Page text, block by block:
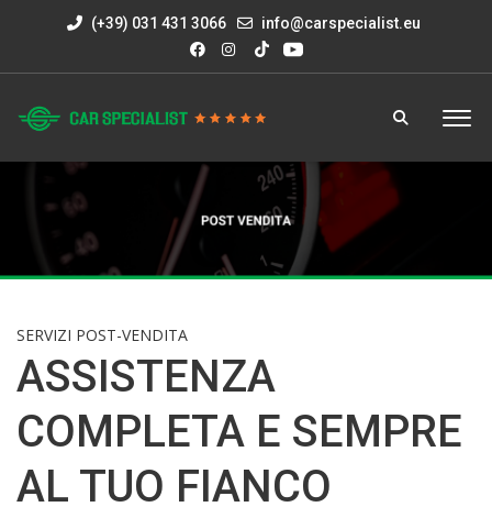
(+39) 031 431 3066 info@carspecialist.eu
SERVIZI POST-VENDITA
ASSISTENZA
COMPLETA E SEMPRE
AL TUO FIANCO